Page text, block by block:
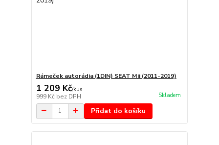
Rámeček autorádia (1DIN) SEAT Mii (2011-2019)
1 209 Kč/kus
999 Kč bez DPH Skladem
Přidat do košíku